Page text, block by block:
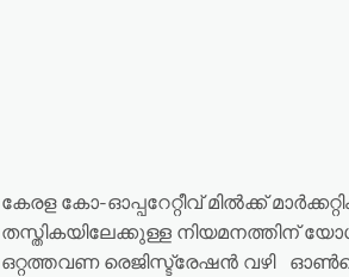
കേരള കോ-ഓപ്പറേറ്റീവ് മിൽക്ക്
തസ്തികയിലേക്കുള്ള നിയമനത്തിന്
ഒറ്റത്തവണ രെജിസ്ട്രേഷൻ വഴി